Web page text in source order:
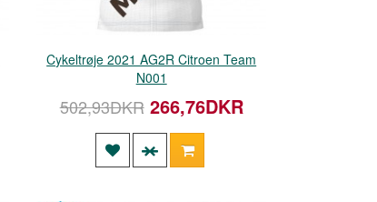
Cykeltrøje 2021 AG2R Citroen Team
N001
502,93DKR 266,76DKR